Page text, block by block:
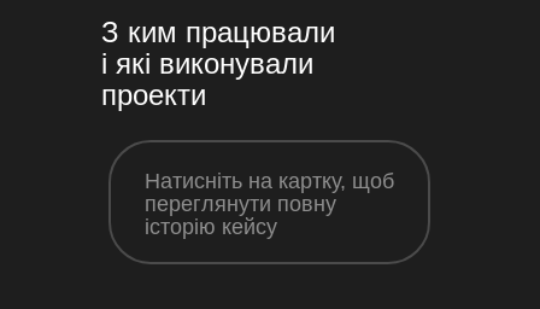
Натисніть на картку, щоб
переглянути повну
історію кейсу
З ким працювали
і які виконували
проекти